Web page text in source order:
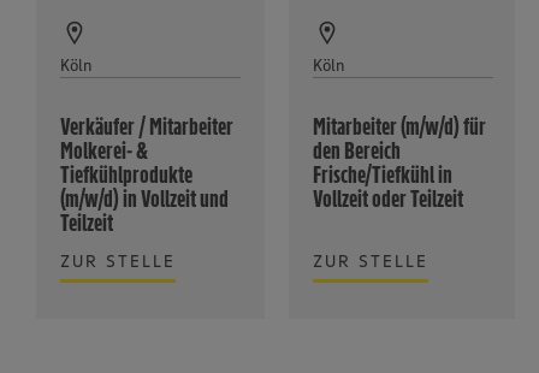
Köln
Verkäufer / Mitarbeiter
Molkerei- &
Tiefkühlprodukte
(m/w/d) in Vollzeit und
Teilzeit
ZUR STELLE
Köln
Mitarbeiter (m/w/d) für
den Bereich
Frische/Tiefkühl in
Vollzeit oder Teilzeit
ZUR STELLE